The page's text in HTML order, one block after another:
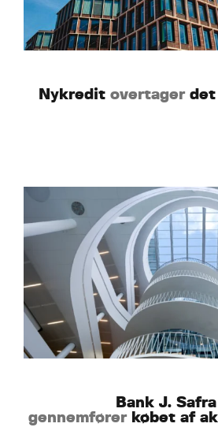
Nykredit overtagerdet
Bank J.
gennemførerkøbet af